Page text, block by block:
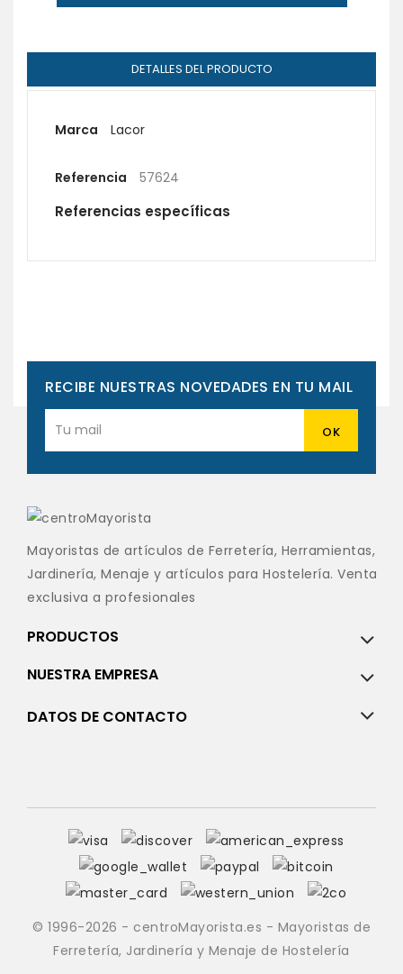
DETALLES DEL PRODUCTO
Marca Lacor
Referencia 57624
Referencias específicas
RECIBE NUESTRAS NOVEDADES EN TU MAIL
Mayoristas de artículos de Ferretería, Herramientas,
Jardinería, Menaje y artículos para Hostelería. Venta
exclusiva a profesionales
PRODUCTOS
NUESTRA EMPRESA
DATOS DE CONTACTO
© 1996-2026 - centroMayorista.es - Mayoristas de
Ferretería, Jardinería y Menaje de Hostelería